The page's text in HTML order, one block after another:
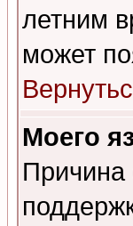
летним
может
Моего
Причина